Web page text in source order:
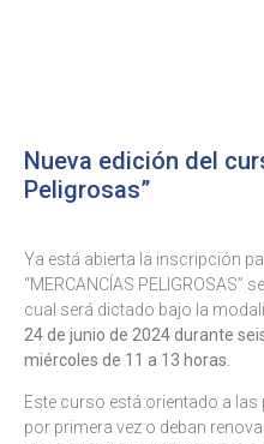
Nueva edición del
Peligrosas”
Ya está abierta la inscripción
“MERCANCÍAS PELIGROSAS”
cual será dictado bajo la
24 de junio de 2024 durante
miércoles de 11 a 13 horas.
Este curso está orientado a
por primera vez o deban